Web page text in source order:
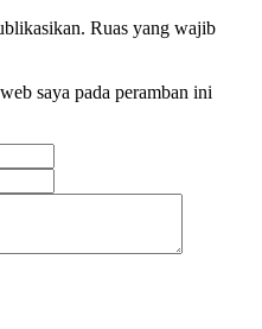
Ruas yang wajib
saya pada peramban ini